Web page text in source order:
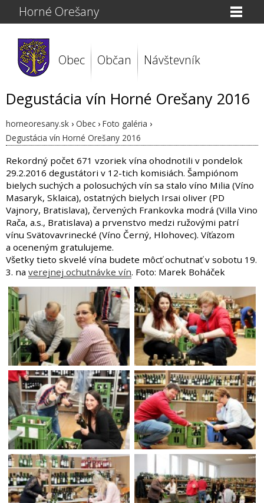
Horné Orešany
Obec Občan Návštevník
Degustácia vín Horné Orešany 2016
horneoresany.sk › Obec › Foto galéria ›
Degustácia vín Horné Orešany 2016
Rekordný počet 671 vzoriek vína ohodnotili v pondelok
29.2.2016 degustátori v 12-tich komisiách. Šampiónom
bielych suchých a polosuchých vín sa stalo víno Milia (Víno
Masaryk, Sklaica), ostatných bielych Irsai oliver (PD
Vajnory, Bratislava), červených Frankovka modrá (Villa Vino
Rača, a.s., Bratislava) a prvenstvo medzi ružovými patrí
vínu Svätovavrinecké (Víno Černý, Hlohovec). Víťazom
a oceneným gratulujeme.
Všetky tieto skvelé vína budete môcť ochutnať v sobotu 19.
3. na verejnej ochutnávke vín. Foto: Marek Boháček